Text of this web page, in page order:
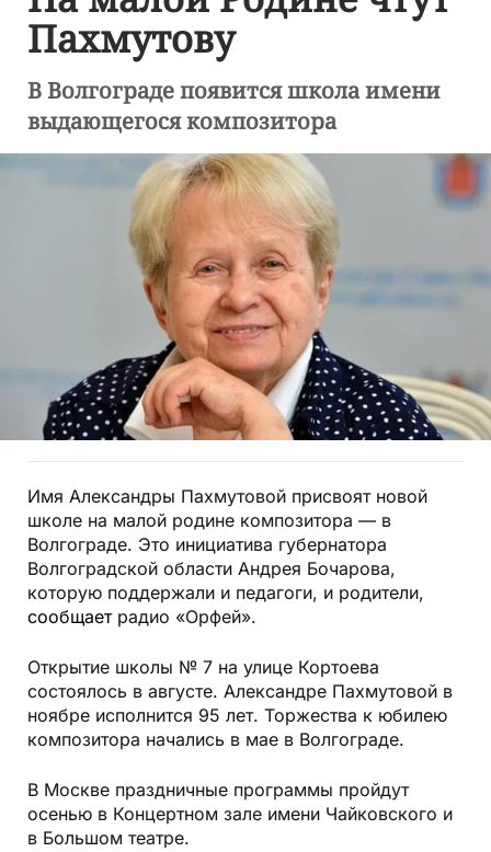
Пахмутову
В Волгограде появится школа имени
выдающегося композитора
Имя Александры Пахмутовой присвоят новой
школе на малой родине композитора — в
Волгограде. Это инициатива губернатора
Волгоградской области Андрея Бочарова,
которую поддержали и педагоги, и родители,
сообщаетрадио «Орфей».
Открытие школы № 7 на улице Кортоева
состоялось в августе. Александре Пахмутовой в
ноябре исполнится 95 лет. Торжества к юбилею
композитора начались в мае в Волгограде.
В Москве праздничные программы пройдут
осенью в Концертном зале имени Чайковского и
в Большом театре.